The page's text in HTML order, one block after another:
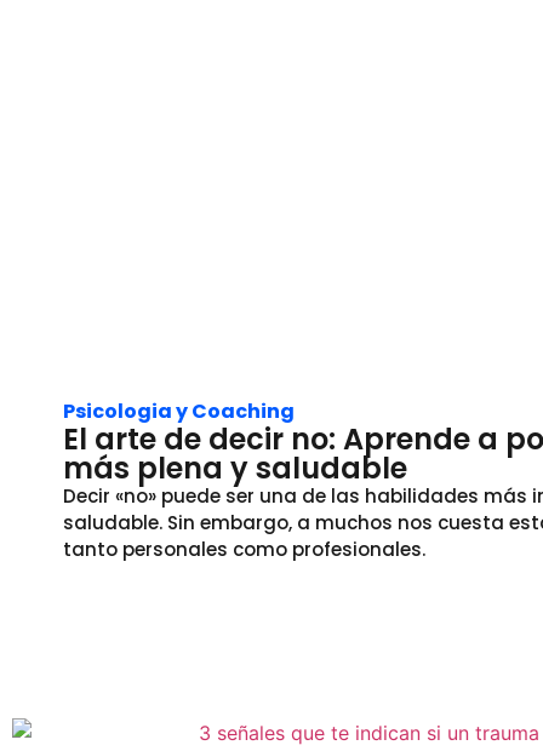
Psicologia y Coaching
El arte de decir no: Aprende a
más plena y saludable
Decir «no» puede ser una de las habilidades
saludable. Sin embargo, a muchos nos cuesta
tanto personales como profesionales.